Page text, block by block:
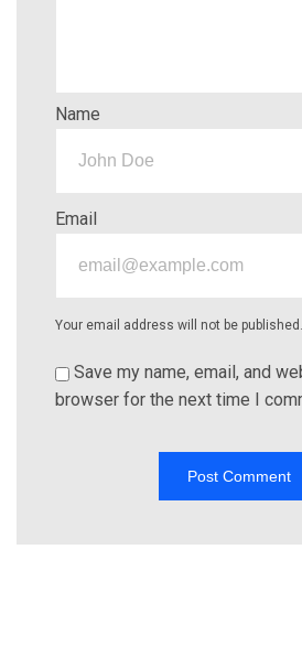
Name
Email
Your email address will not be published.
Save my name, email, and
browser for the next time I